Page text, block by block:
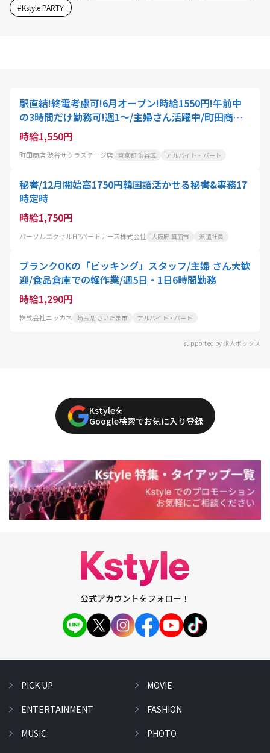
#Kstyle PARTY
駅直結!終電考慮可!6月オープン!時給1550円!午前中
の3時間だけ勤務可!週1～/主婦さん活躍中/町田商店/
ラーメン店の仕込み・清掃/406
時給1,550円
町田商店 渋谷サクラステージ店 東京都 渋谷区 アルバイト・パート
秘書/12月開始高1750円韓国語活かせる秘書&事務17
時定時
時給1,750円
パーソルエクセルHRパートナーズ株式会社 大阪府 箕面市 派遣社員
ブランクOKの「ピッキング」スタッフ/主婦 さん大歓
迎/食品倉庫での軽作業/週5日・1日6時間勤務
時給1,290円
株式会社ニッカネ 埼玉県 さいたま市 アルバイト・パート
supported by 求人ボックス
Kstyleを
Google検索でお気に入り登録
公式アカウントをフォロー！
PICK UP
ENTERTAINMENT
MUSIC
MOVIE
FASHION
PHOTO